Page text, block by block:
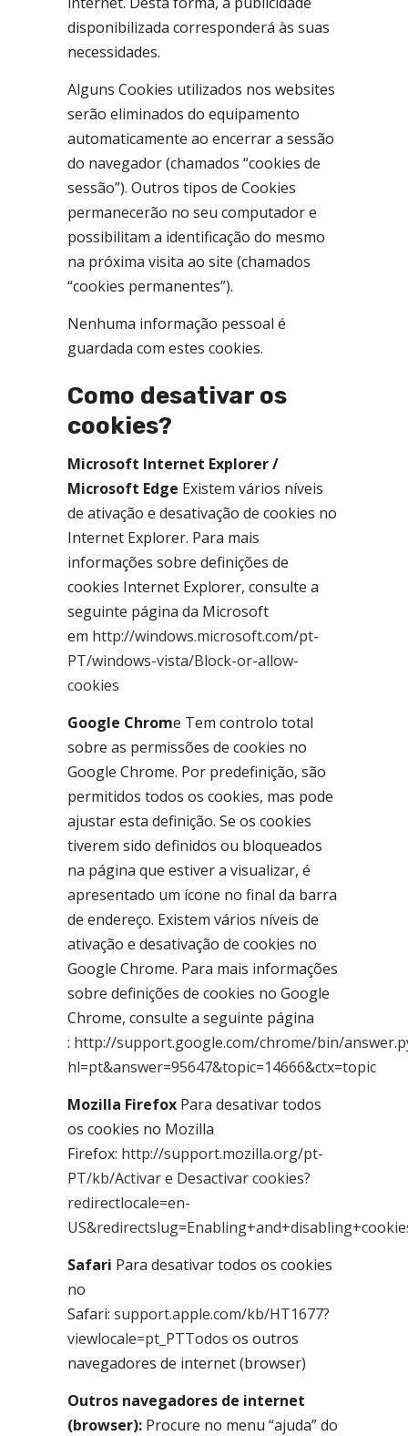
disponibilizada corresponderá às suas
necessidades.
Alguns Cookies utilizados nos websites
serão eliminados do equipamento
automaticamente ao encerrar a sessão
do navegador (chamados “cookies de
sessão”). Outros tipos de Cookies
permanecerão no seu computador e
possibilitam a identificação do mesmo
na próxima visita ao site (chamados
“cookies permanentes”).
Nenhuma informação pessoal é
guardada com estes cookies.
Como desativar os
cookies?
Microsoft Internet Explorer /
Microsoft Edge Existem vários níveis
de ativação e desativação de cookies no
Internet Explorer. Para mais
informações sobre definições de
cookies Internet Explorer, consulte a
seguinte página da Microsoft
em http://windows.microsoft.com/pt-
PT/windows-vista/Block-or-allow-
cookies
Google Chrome Tem controlo total
sobre as permissões de cookies no
Google Chrome. Por predefinição, são
permitidos todos os cookies, mas pode
ajustar esta definição. Se os cookies
tiverem sido definidos ou bloqueados
na página que estiver a visualizar, é
apresentado um ícone no final da barra
de endereço. Existem vários níveis de
ativação e desativação de cookies no
Google Chrome. Para mais informações
sobre definições de cookies no Google
Chrome, consulte a seguinte página
: http://support.google.com/chrome/bin/
hl=pt&answer=95647&topic=14666&ctx=topic
Mozilla Firefox Para desativar todos
os cookies no Mozilla
Firefox: http://support.mozilla.org/pt-
PT/kb/Activar e Desactivar cookies?
redirectlocale=en-
Safari Para desativar todos os cookies
no
Safari: support.apple.com/kb/HT1677?
viewlocale=pt_PTTodos os outros
navegadores de internet (browser)
Outros navegadores de internet
(browser): Procure no menu “ajuda” do